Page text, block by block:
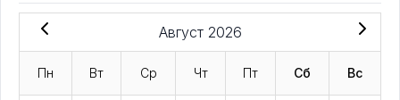
Август 2026
Пн Вт Ср Чт Пт Сб Вс